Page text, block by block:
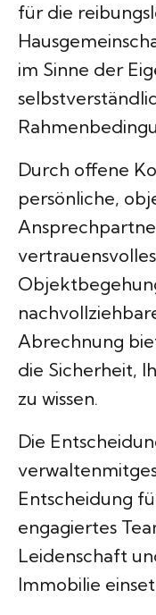
für die
im Sinne der
Durch offene
persönliche,
Abrechnung
die Sicherheit,
zu wissen.
Die
Entscheidung
engagiertes
Leidenschaft
Immobilie